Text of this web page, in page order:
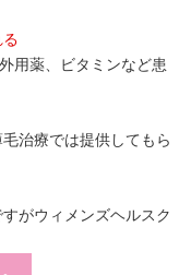
用薬、ビタミンなど患
治療では提供してもら
がウィメンズヘルスク